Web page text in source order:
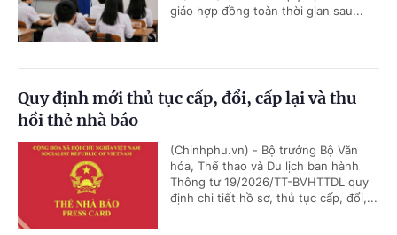
giáo hợp đồng toàn thời gian sau...
Quy định mới thủ tục cấp, đổi, cấp lại và thu
hồi thẻ nhà báo
(Chinhphu.vn) - Bộ trưởng Bộ Văn
hóa, Thể thao và Du lịch ban hành
Thông tư 19/2026/TT-BVHTTDL quy
định chi tiết hồ sơ, thủ tục cấp, đổi,...